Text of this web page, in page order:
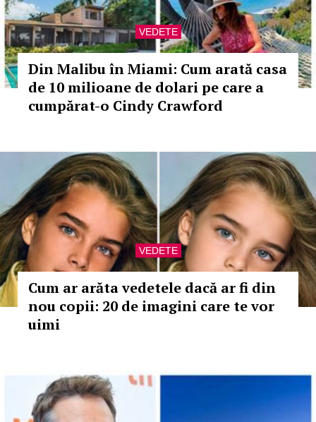
VEDETE
Din Malibu în Miami: Cum arată casa
de 10 milioane de dolari pe care a
cumpărat-o Cindy Crawford
VEDETE
Cum ar arăta vedetele dacă ar fi din
nou copii: 20 de imagini care te vor
uimi